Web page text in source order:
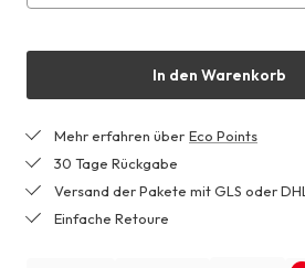
In den Warenkorb
Mehr erfahren über Eco Points
30 Tage Rückgabe
Versand der Pakete mit GLS oder DHL
Einfache Retoure